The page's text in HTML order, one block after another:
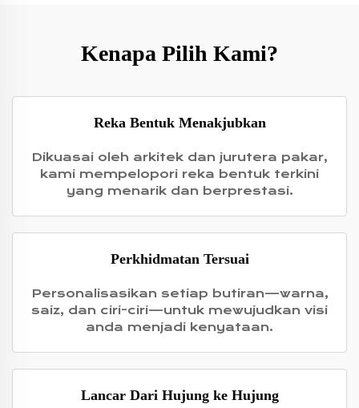
Kenapa Pilih Kami?
Reka Bentuk Menakjubkan
Dikuasai oleh arkitek dan jurutera pakar,
kami mempelopori reka bentuk terkini
yang menarik dan berprestasi.
Perkhidmatan Tersuai
Personalisasikan setiap butiran—warna,
saiz, dan ciri-ciri—untuk mewujudkan visi
anda menjadi kenyataan.
Lancar Dari Hujung ke Hujung